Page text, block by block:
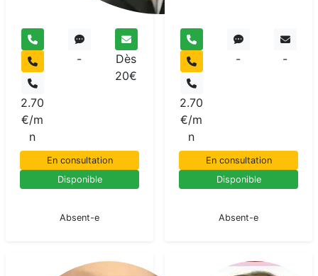
2.70
€/m
n
-
Dès
20€
En consultation
Disponible
Absent-e
2.70
€/m
n
- -
En consultation
Disponible
Absent-e